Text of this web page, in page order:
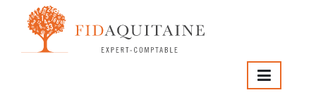
Cabinet expert
comptable à Bruges